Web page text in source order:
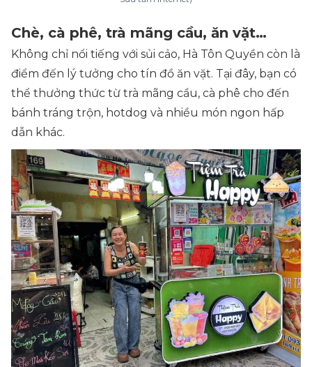
Chè, cà phê, trà mãng cầu, ăn vặt…
Không chỉ nổi tiếng với sủi cảo, Hà Tôn Quyền còn là
điểm đến lý tưởng cho tín đồ ăn vặt. Tại đây, bạn có
thể thưởng thức từ trà mãng cầu, cà phê cho đến
bánh tráng trộn, hotdog và nhiều món ngon hấp
dẫn khác.